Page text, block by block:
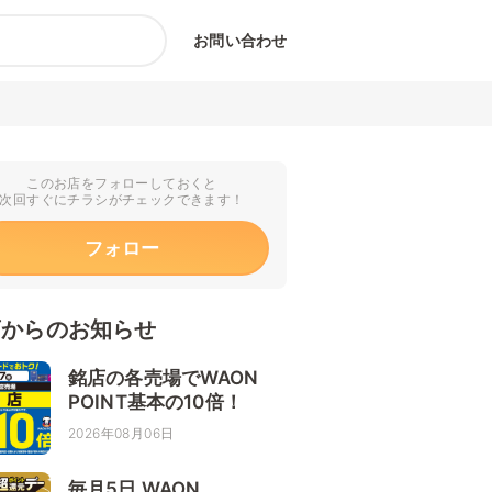
お問い合わせ
このお店をフォローしておくと
次回すぐにチラシがチェックできます！
フォロー
らのお知らせ
銘店の各売場でWAON
POINT基本の10倍！
2026年08月06日